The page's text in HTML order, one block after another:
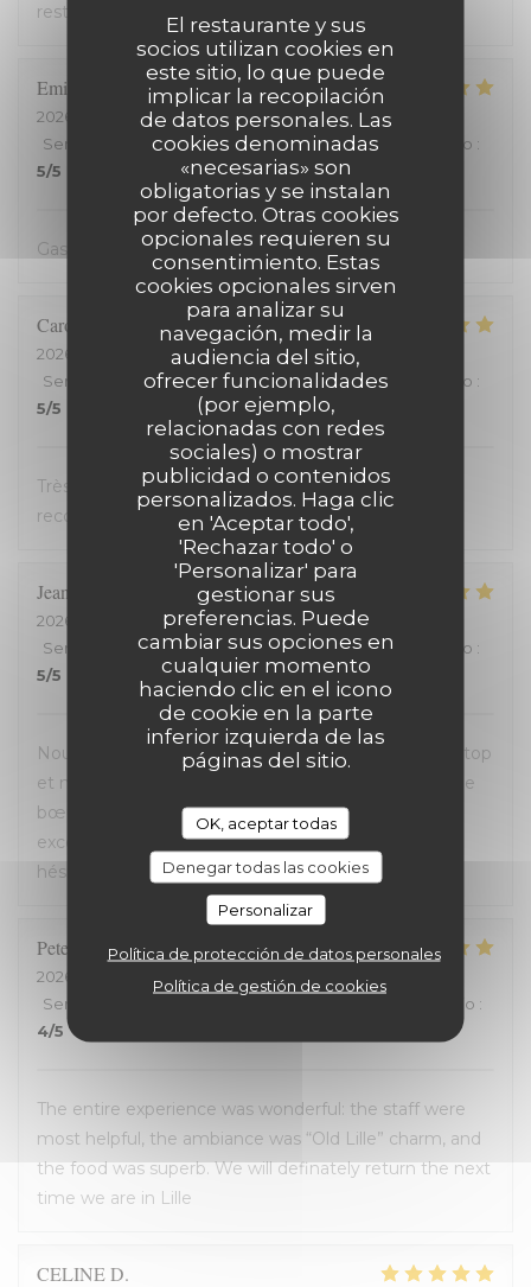
El restaurante y sus
socios utilizan cookies en
este sitio, lo que puede
implicar la recopilación
de datos personales. Las
cookies denominadas
«necesarias» son
obligatorias y se instalan
por defecto. Otras cookies
opcionales requieren su
consentimiento. Estas
cookies opcionales sirven
para analizar su
navegación, medir la
audiencia del sitio,
ofrecer funcionalidades
(por ejemplo,
relacionadas con redes
sociales) o mostrar
publicidad o contenidos
personalizados. Haga clic
en 'Aceptar todo',
'Rechazar todo' o
'Personalizar' para
gestionar sus
preferencias. Puede
cambiar sus opciones en
cualquier momento
haciendo clic en el icono
de cookie en la parte
inferior izquierda de las
páginas del sitio.
OK, aceptar todas
Denegar todas las cookies
Personalizar
Política de protección de datos personales
Política de gestión de cookies
restreinte
Emilienne
2026-07-19
- 19:30 - Invitados 2
Servicio
Ambiente: 5/5 Menú: 5/5 Calidad / Precio :
5/5
Gastvrij, gezellig, heerlijk
Carole
2026-07-18
- 21:00 - Invitados 2
Servicio
Ambiente: 5/5 Menú: 5/5 Calidad / Precio :
5/5
Très bon accueil et cuisine excellente. On
recommande !
Jean-David
2026-07-13
- 20:30 - Invitados 2
Servicio
/5 Ambiente :5/5 Menú:5 /5 Calidad / Precio :
5/5
Nous avons passé une excellente soirée, service au top
et nourriture de très bonne qualité. J’ai pris la cote de
bœuf et je me suis régalé. Les frites étaient aussi
excellentes. Nous recommandons sans aucune
hésitation.
Peter
2026-07-12
- 14:00 - Invitados 2
Servicio
Calidad / Precio :
4/5
The entire experience was wonderful: the staff were
most helpful, the ambiance was “Old Lille” charm, and
the food was superb. We will definately return the next
time we are in Lille
CELINED